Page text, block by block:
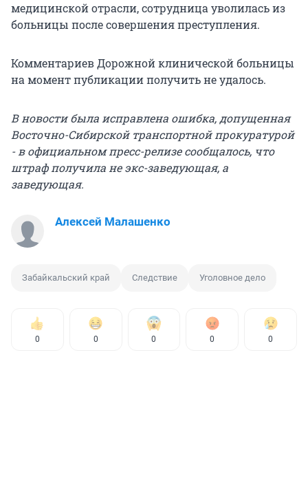
медицинской отрасли, сотрудница уволилась из
больницы после совершения преступления.
Комментариев Дорожной клинической больницы
на момент публикации получить не удалось.
В новости была исправлена ошибка, допущенная
Восточно-Сибирской транспортной прокуратурой
- в официальном пресс-релизе сообщалось, что
штраф получила не экс-заведующая, а
заведующая.
Алексей Малашенко
Забайкальский край Следствие Уголовное дело
0 0 0 0 0